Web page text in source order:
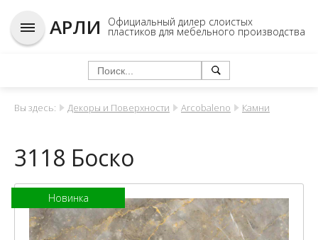
АРЛИ Официальный дилер слоистых
пластиков для мебельного производства
Вы здесь: Декоры и Поверхности Arcobaleno Камни
3118 Боско
Новинка